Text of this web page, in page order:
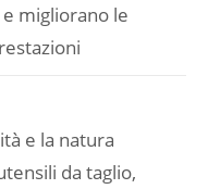
e migliorano le
e la natura
da taglio,